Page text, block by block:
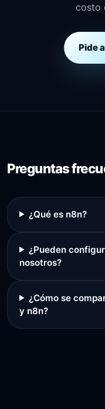
costo
Pide
Preguntas
¿Qué es n8n?
¿Pueden
nosotros?
¿Cómo se
y n8n?